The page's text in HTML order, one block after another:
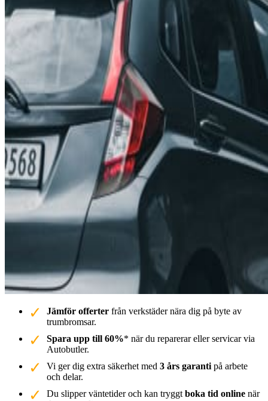
Jämför offerter från verkstäder nära dig på byte av
trumbromsar.
Spara upp till 60%* när du reparerar eller servicar via
Autobutler.
Vi ger dig extra säkerhet med 3 års garanti på arbete
och delar.
Du slipper väntetider och kan tryggt boka tid online när